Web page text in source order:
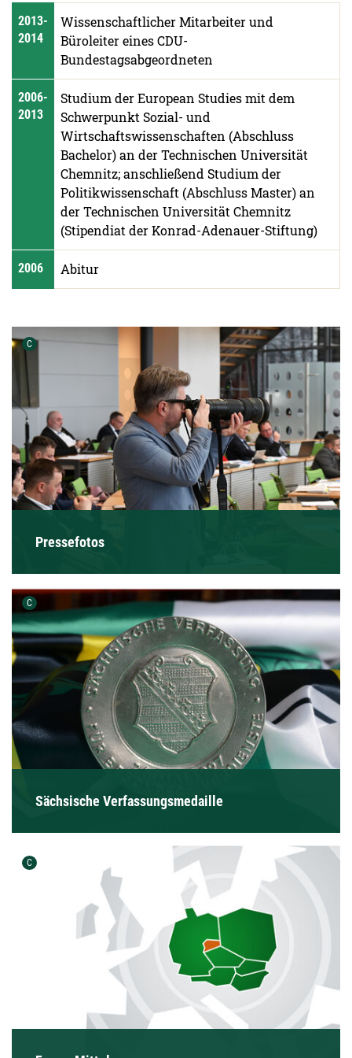
2013-
2014
Wissenschaftlicher Mitarbeiter und
Büroleiter eines CDU-
Bundestagsabgeordneten
2006-
2013
Studium der European Studies mit dem
Schwerpunkt Sozial- und
Wirtschaftswissenschaften (Abschluss
Bachelor) an der Technischen Universität
Chemnitz; anschließend Studium der
Politikwissenschaft (Abschluss Master) an
der Technischen Universität Chemnitz
(Stipendiat der Konrad-Adenauer-Stiftung)
2006 Abitur
C Urheber der Grafik:
Pressefotos
C
Sächsische Verfassungsmedaille
C